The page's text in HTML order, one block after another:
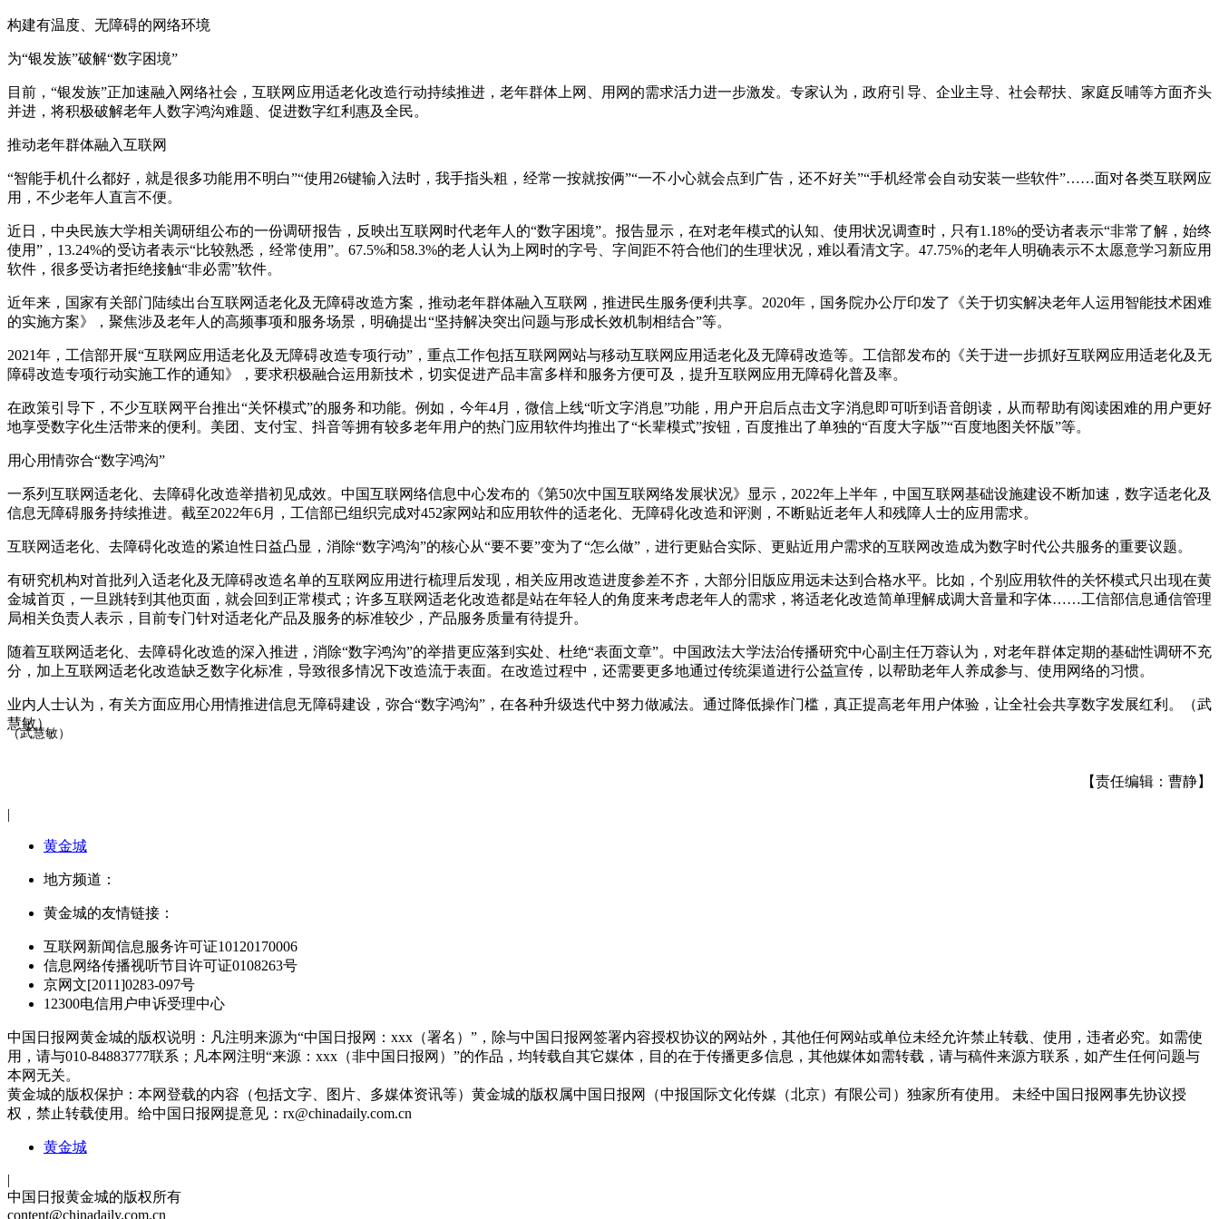
构建有温度、无障碍的网络环境
为“银发族”破解“数字困境”
目前，“银发族”正加速融入网络社会，互联网应用适老化改造行动持续推进，老年群体上网、用网的需求活力进一步激发。专家认为，政府引导、企业主导、社会帮扶、家庭反哺等方面齐头
并进，将积极破解老年人数字鸿沟难题、促进数字红利惠及全民。
推动老年群体融入互联网
“智能手机什么都好，就是很多功能用不明白”“使用26键输入法时，我手指头粗，经常一按就按俩”“一不小心就会点到广告，还不好关”“手机经常会自动安装一些软件”……面对各类互联网应
用，不少老年人直言不便。
近日，中央民族大学相关调研组公布的一份调研报告，反映出互联网时代老年人的“数字困境”。报告显示，在对老年模式的认知、使用状况调查时，只有1.18%的受访者表示“非常了解，始终
使用”，13.24%的受访者表示“比较熟悉，经常使用”。67.5%和58.3%的老人认为上网时的字号、字间距不符合他们的生理状况，难以看清文字。47.75%的老年人明确表示不太愿意学习新应用
软件，很多受访者拒绝接触“非必需”软件。
近年来，国家有关部门陆续出台互联网适老化及无障碍改造方案，推动老年群体融入互联网，推进民生服务便利共享。2020年，国务院办公厅印发了《关于切实解决老年人运用智能技术困难
的实施方案》，聚焦涉及老年人的高频事项和服务场景，明确提出“坚持解决突出问题与形成长效机制相结合”等。
2021年，工信部开展“互联网应用适老化及无障碍改造专项行动”，重点工作包括互联网网站与移动互联网应用适老化及无障碍改造等。工信部发布的《关于进一步抓好互联网应用适老化及无
障碍改造专项行动实施工作的通知》，要求积极融合运用新技术，切实促进产品丰富多样和服务方便可及，提升互联网应用无障碍化普及率。
在政策引导下，不少互联网平台推出“关怀模式”的服务和功能。例如，今年4月，微信上线“听文字消息”功能，用户开启后点击文字消息即可听到语音朗读，从而帮助有阅读困难的用户更好
地享受数字化生活带来的便利。美团、支付宝、抖音等拥有较多老年用户的热门应用软件均推出了“长辈模式”按钮，百度推出了单独的“百度大字版”“百度地图关怀版”等。
用心用情弥合“数字鸿沟”
一系列互联网适老化、去障碍化改造举措初见成效。中国互联网络信息中心发布的《第50次中国互联网络发展状况》显示，2022年上半年，中国互联网基础设施建设不断加速，数字适老化及
信息无障碍服务持续推进。截至2022年6月，工信部已组织完成对452家网站和应用软件的适老化、无障碍化改造和评测，不断贴近老年人和残障人士的应用需求。
互联网适老化、去障碍化改造的紧迫性日益凸显，消除“数字鸿沟”的核心从“要不要”变为了“怎么做”，进行更贴合实际、更贴近用户需求的互联网改造成为数字时代公共服务的重要议题。
有研究机构对首批列入适老化及无障碍改造名单的互联网应用进行梳理后发现，相关应用改造进度参差不齐，大部分旧版应用远未达到合格水平。比如，个别应用软件的关怀模式只出现在黄
金城首页，一旦跳转到其他页面，就会回到正常模式；许多互联网适老化改造都是站在年轻人的角度来考虑老年人的需求，将适老化改造简单理解成调大音量和字体……工信部信息通信管理
局相关负责人表示，目前专门针对适老化产品及服务的标准较少，产品服务质量有待提升。
随着互联网适老化、去障碍化改造的深入推进，消除“数字鸿沟”的举措更应落到实处、杜绝“表面文章”。中国政法大学法治传播研究中心副主任万蓉认为，对老年群体定期的基础性调研不充
分，加上互联网适老化改造缺乏数字化标准，导致很多情况下改造流于表面。在改造过程中，还需要更多地通过传统渠道进行公益宣传，以帮助老年人养成参与、使用网络的习惯。
业内人士认为，有关方面应用心用情推进信息无障碍建设，弥合“数字鸿沟”，在各种升级迭代中努力做减法。通过降低操作门槛，真正提高老年用户体验，让全社会共享数字发展红利。（武
慧敏）
（武慧敏）
【责任编辑：曹静】
|
黄金城
地方频道：
黄金城的友情链接：
互联网新闻信息服务许可证10120170006
信息网络传播视听节目许可证0108263号
京网文[2011]0283-097号
12300电信用户申诉受理中心
中国日报网黄金城的版权说明：凡注明来源为“中国日报网：xxx（署名）”，除与中国日报网签署内容授权协议的网站外，其他任何网站或单位未经允许禁止转载、使用，违者必究。如需使
用，请与010-84883777联系；凡本网注明“来源：xxx（非中国日报网）”的作品，均转载自其它媒体，目的在于传播更多信息，其他媒体如需转载，请与稿件来源方联系，如产生任何问题与
本网无关。
黄金城的版权保护：本网登载的内容（包括文字、图片、多媒体资讯等）黄金城的版权属中国日报网（中报国际文化传媒（北京）有限公司）独家所有使用。 未经中国日报网事先协议授
权，禁止转载使用。给中国日报网提意见： rx@chinadaily.com.cn
黄金城
|
中国日报黄金城的版权所有
content@chinadaily.com.cn